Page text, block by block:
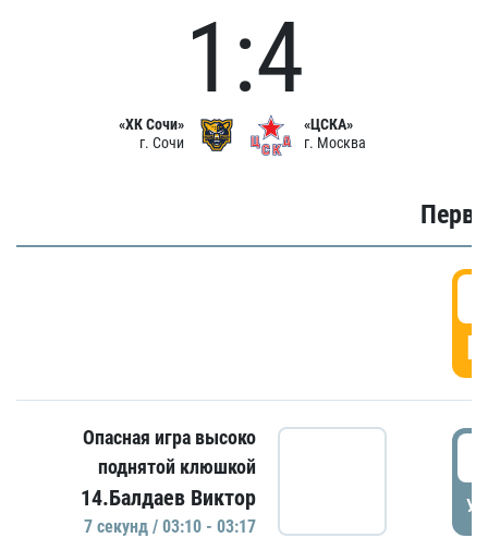
«ХК Сочи»
г. Сочи
1:4
«ЦСКА»
г. Москва
Опасная игра высоко
поднятой клюшкой
14.Балдаев Виктор
7 секунд / 03:10 - 03:17